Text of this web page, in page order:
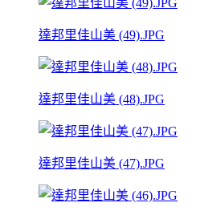
達邦里佳山美 (49).JPG
達邦里佳山美 (48).JPG
達邦里佳山美 (47).JPG